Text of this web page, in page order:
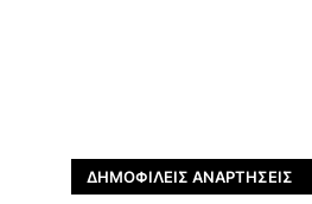
ΔΗΜΟΦΙΛΕΊΣ ΑΝΑΡΤΉΣΕΙΣ